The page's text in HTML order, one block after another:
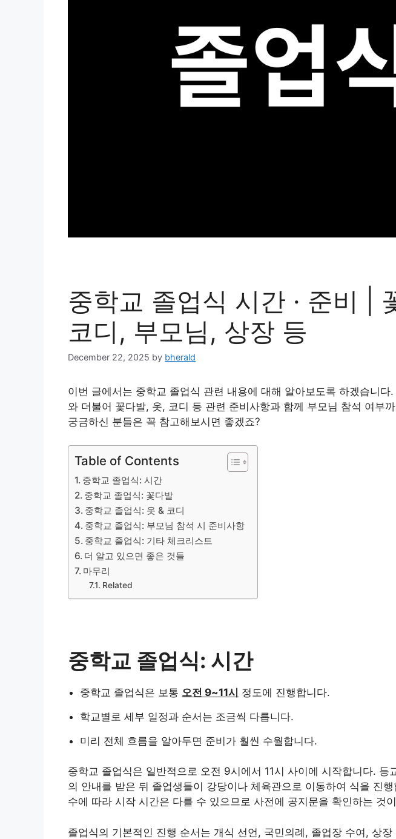
중학교 졸업식 시간 · 준비 |
코디, 부모님, 상장 등
December 22, 2025 by bherald
이번 글에서는 중학교 졸업식 관련 내용에 대해 알아보도록 하겠습니다
와 더불어 꽃다발, 옷, 코디 등 관련 준비사항과 함께 부모님 참석 여부
궁금하신 분들은 꼭 참고해보시면 좋겠죠?
Table of Contents
중학교 졸업식: 시간
중학교 졸업식: 꽃다발
중학교 졸업식: 옷 & 코디
중학교 졸업식: 부모님 참석 시 준비사항
중학교 졸업식: 기타 체크리스트
더 알고 있으면 좋은 것들
마무리
Related
중학교 졸업식: 시간
중학교 졸업식은 보통 오전 9~11시 정도에 진행합니다.
학교별로 세부 일정과 순서는 조금씩 다릅니다.
미리 전체 흐름을 알아두면 준비가 훨씬 수월합니다.
중학교 졸업식은 일반적으로 오전 9시에서 11시 사이에 시작합니다. 등
의 안내를 받은 뒤 졸업생들이 강당이나 체육관으로 이동하여 식을 진
수에 따라 시작 시간은 다를 수 있으므로 사전에 공지문을 확인하는 것
졸업식의 기본적인 진행 순서는 개식 선언, 국민의례, 졸업장 수여, 상